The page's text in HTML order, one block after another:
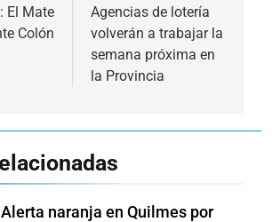
El Mate
Colón
Agencias de lotería
volverán a trabajar la
semana próxima en
la Provincia
Alerta naranja en Quilmes por